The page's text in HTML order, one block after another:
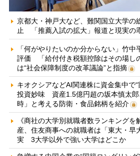
京都大・神戸大など、難関国立大学の
止 「推薦入試の拡大」報道と現実の
「何がやりたいのか分からない」竹
評価 「給付付き税額控除はその場し
は“社会保障制度の改革議論”と指摘
キオクシアなどAI関連株に資金集中で
投資妙味 資産1.5億円超の坂本慎太郎
時」と考える防衛・食品銘柄を紹介
《商社の大学別就職者数ランキング
産、住友商事への就職者は「東大・早
実 3大学以外で強い大学はどこか